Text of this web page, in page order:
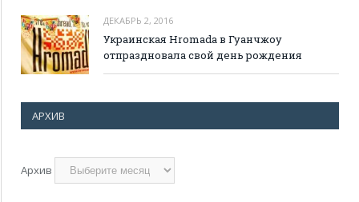
ДЕКАБРЬ 2, 2016
Украинская Hromada в Гуанчжоу
отпраздновала свой день рождения
АРХИВ
Архив